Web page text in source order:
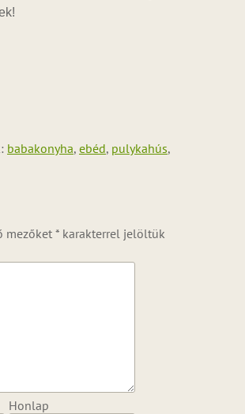
babakonyha, ebéd, pulykahús,
mezőket * karakterrel jelöltük
Honlap